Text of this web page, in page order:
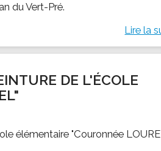
du Vert-Pré.
Lire la
DE L'ÉCOLE
élémentaire "Couronnée